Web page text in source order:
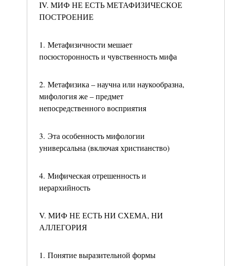
IV. МИФ НЕ ЕСТЬ МЕТАФИЗИЧЕСКОЕ
ПОСТРОЕНИЕ
1. Метафизичности мешает
посюсторонность и чувственность мифа
2. Метафизика – научна или наукообразна,
мифология же – предмет
непосредственного восприятия
3. Эта особенность мифологии
универсальна (включая христианство)
4. Мифическая отрешенность и
иерархийность
V. МИФ НЕ ЕСТЬ НИ СХЕМА, НИ
АЛЛЕГОРИЯ
1. Понятие выразительной формы